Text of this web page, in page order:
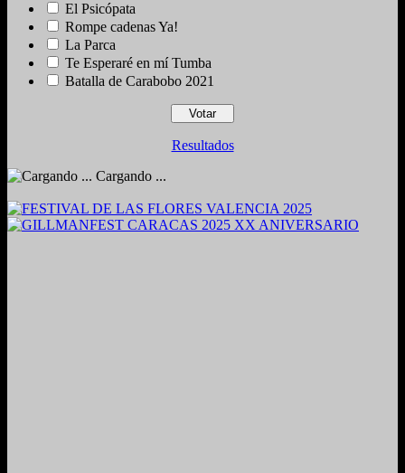
El Psicópata
Rompe cadenas Ya!
La Parca
Te Esperaré en mí Tumba
Batalla de Carabobo 2021
Resultados
Cargando ...